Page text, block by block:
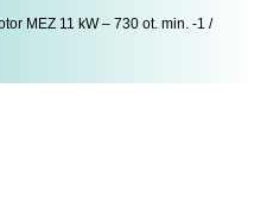
MEZ 11 kW – 730 ot. min. -1 /